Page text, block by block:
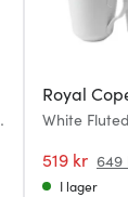
Royal
White
519 kr 649
I lager